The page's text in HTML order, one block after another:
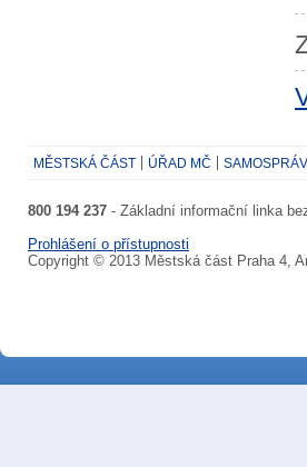
MĚSTSKÁ ČÁST ÚŘAD MČ
800 194 237 - Základní informační linka
Prohlášení o přístupnosti
Copyright © 2013 Městská část Praha 4,